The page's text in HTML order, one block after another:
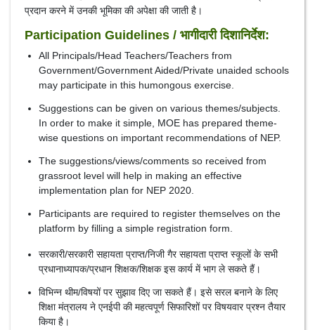
प्रदान करने में उनकी भूमिका की अपेक्षा की जाती है।
Participation Guidelines / भागीदारी दिशानिर्देश:
All Principals/Head Teachers/Teachers from
Government/Government Aided/Private unaided schools
may participate in this humongous exercise.
Suggestions can be given on various themes/subjects.
In order to make it simple, MOE has prepared theme-
wise questions on important recommendations of NEP.
The suggestions/views/comments so received from
grassroot level will help in making an effective
implementation plan for NEP 2020.
Participants are required to register themselves on the
platform by filling a simple registration form.
सरकारी/सरकारी सहायता प्राप्त/निजी गैर सहायता प्राप्त स्कूलों के सभी
प्रधानाध्यापक/प्रधान शिक्षक/शिक्षक इस कार्य में भाग ले सकते हैं।
विभिन्न थीम/विषयों पर सुझाव दिए जा सकते हैं। इसे सरल बनाने के लिए
शिक्षा मंत्रालय ने एनईपी की महत्वपूर्ण सिफारिशों पर विषयवार प्रश्न तैयार
किया है।